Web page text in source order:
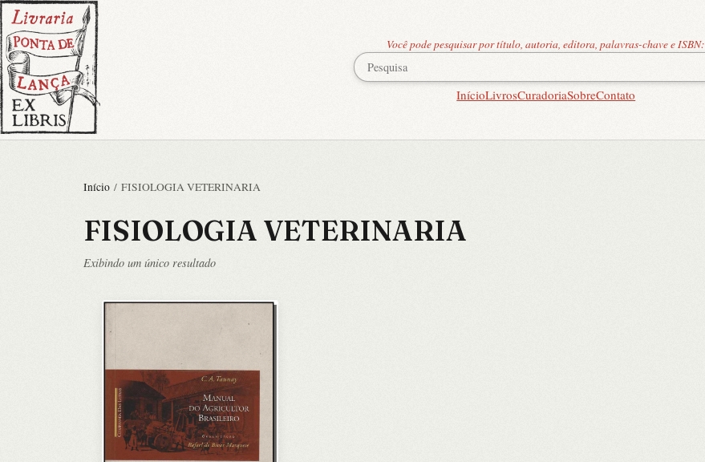
Você pode pesquisar por título, autoria, editora, palavras-chave e ISBN:
InícioLivrosCuradoriaSobreContato
Início / FISIOLOGIA VETERINARIA
FISIOLOGIA VETERINARIA
Exibindo um único resultado